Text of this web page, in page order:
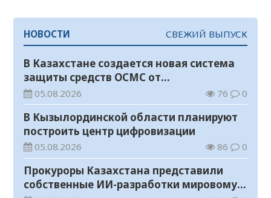
НОВОСТИ СВЕЖИЙ ВЫПУСК
В Казахстане создается новая система
защиты средств ОСМС от
необоснованных выплат
05.08.2026 76 0
В Кызылординской области планируют
построить центр цифровизации
05.08.2026 86 0
Прокуроры Казахстана представили
собственные ИИ-разработки мировому